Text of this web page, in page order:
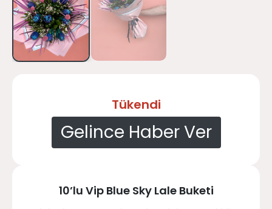
Tükendi
Gelince Haber Ver
10’lu Vip Blue Sky Lale Buketi